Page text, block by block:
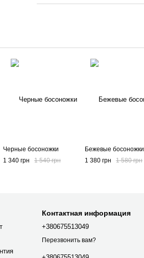
Черные босоножки
1 340 грн
1 540 грн
Бежевые босоножки
1 380 грн
1 580 грн
Контактная информация
+380675513049
Перезвонить вам?